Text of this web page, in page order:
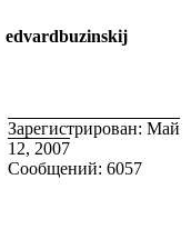
edvardbuzinskij
Зарегистрирован: Май
12, 2007
Сообщений: 6057